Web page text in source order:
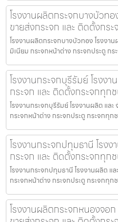
โรงงานผลิตกระจกบางบัวท
ขายส่งกระจก และ ติดตั้งกร
โรงงานผลิตกระจกบางบัวทอง โรงงา
มิเนียม กระจกหน้าต่าง กระจกประตู ก
โรงงานกระจกบุรีรัมย์ โรงง
กระจก และ ติดตั้งกระจกทุก
โรงงานกระจกบุรีรัมย์ โรงงานผลิต แล
กระจกหน้าต่าง กระจกประตู กระจกทุก
โรงงานกระจกปทุมธานี โรง
กระจก และ ติดตั้งกระจกทุก
โรงงานกระจกปทุมธานี โรงงานผลิต แ
กระจกหน้าต่าง กระจกประตู กระจกทุก
โรงงานผลิตกระจกหนองจอ